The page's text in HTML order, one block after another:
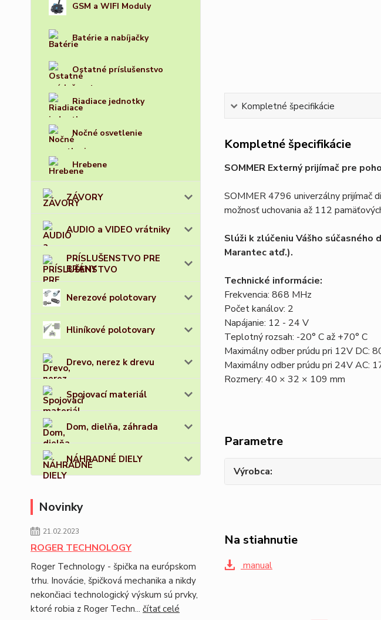
GSM a WIFI Moduly
Batérie a nabíjačky
Ostatné príslušenstvo
Riadiace jednotky
Nočné osvetlenie
Hrebene
ZÁVORY
AUDIO a VIDEO vrátniky
PRÍSLUŠENSTVO PRE
BRÁNY
Nerezové polotovary
Hliníkové polotovary
Drevo, nerez k drevu
Spojovací materiál
Dom, dielňa, záhrada
NÁHRADNÉ DIELY
Novinky
21.02.2023
ROGER TECHNOLOGY
Roger Technology - špička na európskom
trhu. Inovácie, špičková mechanika a nikdy
nekončiaci technologický výskum sú prvky,
ktoré robia z Roger Techn... čítať celé
Kompletné špecifikácie
Kompletné špecifikácie
SOMMER Externý prijímač pre
SOMMER 4796 univerzálny prijímač
možnosť uchovania až 112
Slúži k zlúčeniu Vášho súčasného
Marantec atď.).
Technické informácie:
Frekvencia: 868 MHz
Počet kanálov: 2
Napájanie: 12 - 24 V
Teplotný rozsah: -20° C až +70° C
Maximálny odber prúdu pri 12V DC:
Maximálny odber prúdu pri 24V AC:
Rozmery: 40 × 32 × 109 mm
Parametre
Výrobca
Na stiahnutie
manual